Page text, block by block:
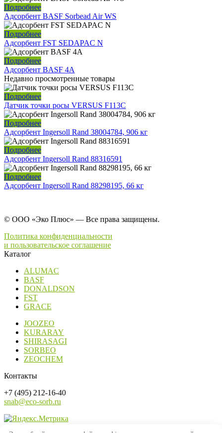
Подробнее
Адсорбент BASF Sorbead Air WS
Подробнее
Адсорбент FST SEDAPAC N
Подробнее
Адсорбент BASF 4A
Недавно просмотренные товары
Подробнее
Датчик точки росы VERSUS F113C
Подробнее
Адсорбент Ingersoll Rand 38004784, 906 кг
Подробнее
Адсорбент Ingersoll Rand 88316591
Подробнее
Адсорбент Ingersoll Rand 88298195, 66 кг
© ООО «Эко Плюс» — Все права защищены.
Политика конфиденциальности
и пользовательское соглашение
Каталог
ALUMAC
BASF
DONALDSON
FST
GRACE
JOOZEO
KURARAY
SHIRASAGI
SORBEO
ZEOCHEM
Контакты
+7 (495) 212-16-40
snab@eco-sorb.ru